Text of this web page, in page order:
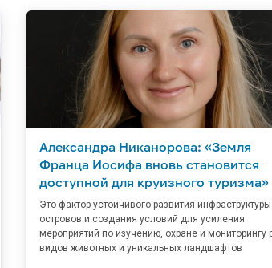
Александра Никанорова: «Земля
Франца Иосифа вновь становится
доступной для круизного туризма»
Это фактор устойчивого развития инфраструктуры
островов и создания условий для усиления
мероприятий по изучению, охране и мониторингу
видов животных и уникальных ландшафтов